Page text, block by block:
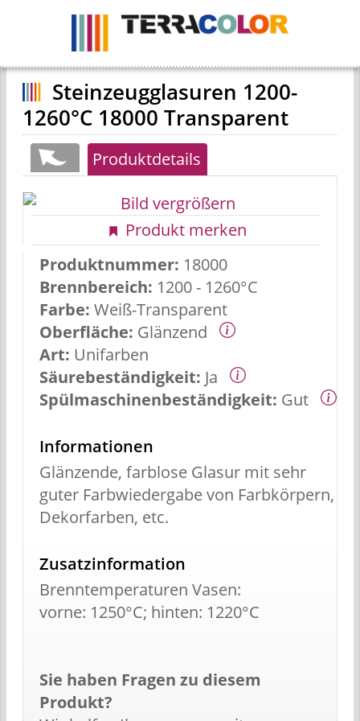
Navigation
ein-
ausblenden
Steinzeugglasuren 1200-
1260°C 18000 Transparent
Produktdetails
Produkt merken
Produktnummer: 18000
Brennbereich: 1200 - 1260°C
Farbe: Weiß-Transparent
Oberfläche: Glänzend
Art: Unifarben
Säurebeständigkeit: Ja
Spülmaschinenbeständigkeit: Gut
Informationen
Glänzende, farblose Glasur mit sehr
guter Farbwiedergabe von Farbkörpern,
Dekorfarben, etc.
Zusatzinformation
Brenntemperaturen Vasen:
vorne: 1250°C; hinten: 1220°C
Sie haben Fragen zu diesem
Produkt?